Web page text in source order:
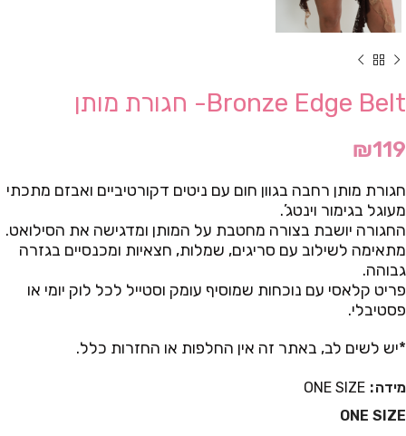
Bronze Edge Belt- חגורת מותן
₪119
חגורת מותן רחבה בגוון חום עם ניטים דקורטיביים ואבזם מתכתי
מעוגל בגימור וינטג’.
החגורה יושבת בצורה מחטבת על המותן ומדגישה את הסילואט.
מתאימה לשילוב עם סריגים, שמלות, חצאיות ומכנסיים בגזרה
גבוהה.
פריט קלאסי עם נוכחות שמוסיף עומק וסטייל לכל לוק יומי או
פסטיבלי.
*יש לשים לב, באתר זה אין החלפות או החזרות כלל.
מידה
ONE SIZE
ONE SIZE